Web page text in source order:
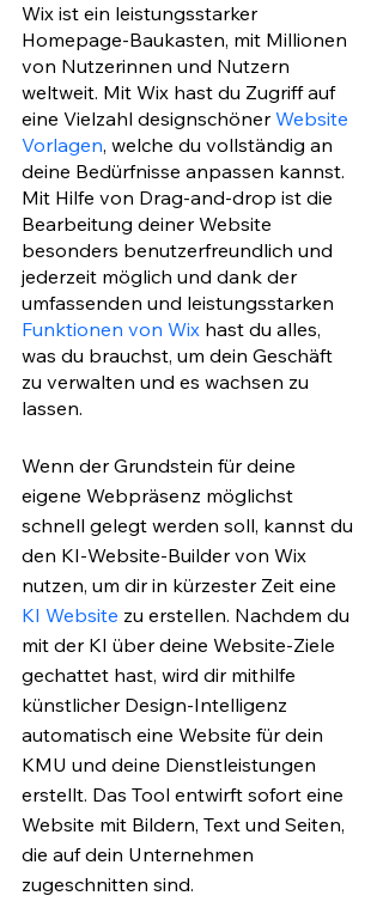
Wix ist ein leistungsstarker
Homepage-Baukasten, mit Millionen
von Nutzerinnen und Nutzern
weltweit. Mit Wix hast du Zugriff auf
eine Vielzahl designschöner Website
Vorlagen, welche du vollständig an
deine Bedürfnisse anpassen kannst.
Mit Hilfe von Drag-and-drop ist die
Bearbeitung deiner Website
besonders benutzerfreundlich und
jederzeit möglich und dank der
umfassenden und leistungsstarken
Funktionen von Wix hast du alles,
was du brauchst, um dein Geschäft
zu verwalten und es wachsen zu
lassen.
Wenn der Grundstein für deine
eigene Webpräsenz möglichst
schnell gelegt werden soll, kannst du
den KI-Website-Builder von Wix
nutzen, um dir in kürzester Zeit eine
KI Website zu erstellen. Nachdem du
mit der KI über deine Website-Ziele
gechattet hast, wird dir mithilfe
künstlicher Design-Intelligenz
automatisch eine Website für dein
KMU und deine Dienstleistungen
erstellt. Das Tool entwirft sofort eine
Website mit Bildern, Text und Seiten,
die auf dein Unternehmen
zugeschnitten sind.